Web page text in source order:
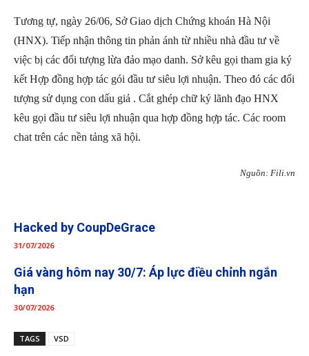
Tương tự, ngày 26/06, Sở Giao dịch Chứng khoán Hà Nội
(HNX). Tiếp nhận thông tin phản ánh từ nhiều nhà đầu tư về
việc bị các đối tượng lừa đảo mạo danh. Sở kêu gọi tham gia ký
kết Hợp đồng hợp tác gói đầu tư siêu lợi nhuận. Theo đó các đối
tượng sử dụng con dấu giả . Cắt ghép chữ ký lãnh đạo HNX
kêu gọi đầu tư siêu lợi nhuận qua hợp đồng hợp tác. Các room
chat trên các nền tảng xã hội.
Nguồn: Fili.vn
Hacked by CoupDeGrace
31/07/2026
Giá vàng hôm nay 30/7: Áp lực điều chỉnh ngắn
hạn
30/07/2026
TAGS VSD